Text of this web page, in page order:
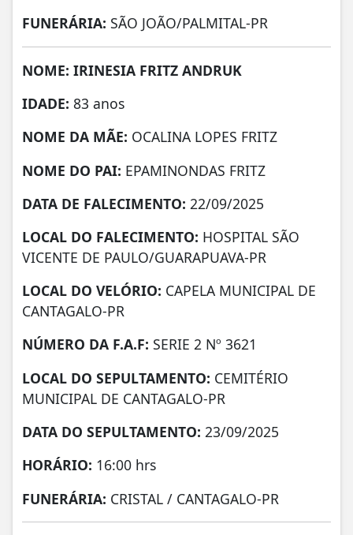
FUNERÁRIA: SÃO JOÃO/PALMITAL-PR
NOME: IRINESIA FRITZ ANDRUK
IDADE: 83 anos
NOME DA MÃE: OCALINA LOPES FRITZ
NOME DO PAI: EPAMINONDAS FRITZ
DATA DE FALECIMENTO: 22/09/2025
LOCAL DO FALECIMENTO: HOSPITAL SÃO
VICENTE DE PAULO/GUARAPUAVA-PR
LOCAL DO VELÓRIO: CAPELA MUNICIPAL DE
CANTAGALO-PR
NÚMERO DA F.A.F: SERIE 2 Nº 3621
LOCAL DO SEPULTAMENTO: CEMITÉRIO
MUNICIPAL DE CANTAGALO-PR
DATA DO SEPULTAMENTO: 23/09/2025
HORÁRIO: 16:00 hrs
FUNERÁRIA: CRISTAL / CANTAGALO-PR